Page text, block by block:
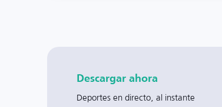
Descargar ahora
Deportes en directo, al instante